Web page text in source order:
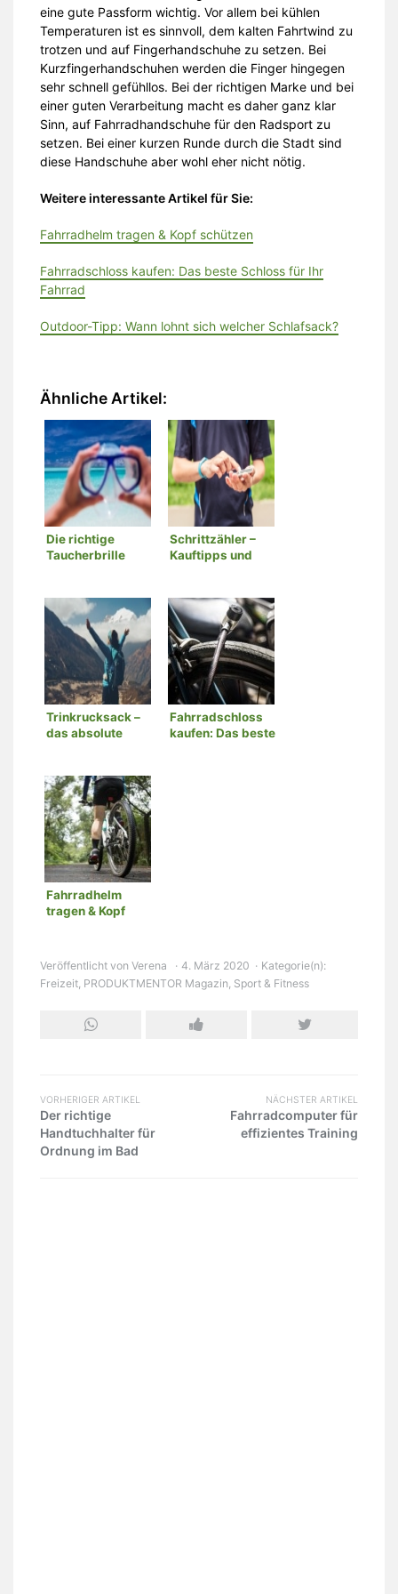
eine gute Passform wichtig. Vor allem bei kühlen
Temperaturen ist es sinnvoll, dem kalten Fahrtwind zu
trotzen und auf Fingerhandschuhe zu setzen. Bei
Kurzfingerhandschuhen werden die Finger hingegen
sehr schnell gefühllos. Bei der richtigen Marke und bei
einer guten Verarbeitung macht es daher ganz klar
Sinn, auf Fahrradhandschuhe für den Radsport zu
setzen. Bei einer kurzen Runde durch die Stadt sind
diese Handschuhe aber wohl eher nicht nötig.
Weitere interessante Artikel für Sie:
Fahrradhelm tragen & Kopf schützen
Fahrradschloss kaufen: Das beste Schloss für Ihr
Fahrrad
Outdoor-Tipp: Wann lohnt sich welcher Schlafsack?
Ähnliche Artikel:
Die richtige
Taucherbrille
Schrittzähler –
Kauftipps und
Trinkrucksack –
das absolute
Fahrradschloss
kaufen: Das beste
Fahrradhelm
tragen & Kopf
Veröffentlicht von Verena 4. März 2020
Kategorie(n):
Freizeit, PRODUKTMENTOR Magazin, Sport & Fitness
VORHERIGER ARTIKEL
Der richtige
Handtuchhalter für
Ordnung im Bad
NÄCHSTER ARTIKEL
Fahrradcomputer für
effizientes Training